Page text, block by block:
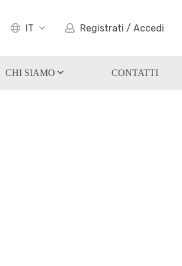
IT Registrati / Accedi
CHI SIAMO CONTATTI